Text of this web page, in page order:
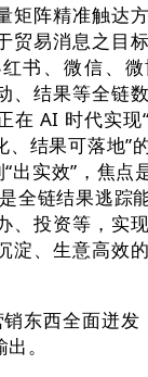
阵精准触达
贸易消息之目
书、微信、
、结果等全链
在 AI 时代实现
、结果可落地”
出实效”，焦点
全链结果逃踪
、投资等，实
淀、生意高效
西全面迸发
。